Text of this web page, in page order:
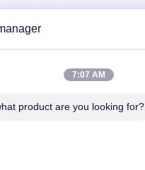
Ενημέρωσης
7:07 AM
product are you looking for?